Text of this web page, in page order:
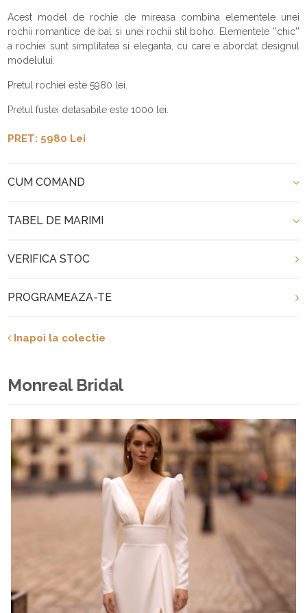
Acest model de rochie de mireasa combina elementele unei
rochii romantice de bal si unei rochii stil boho. Elementele ''chic''
a rochiei sunt simplitatea si eleganta, cu care e abordat designul
modelului.
Pretul rochiei este 5980 lei.
Pretul fustei detasabile este 1000 lei.
PRET: 5980 Lei
CUM COMAND
TABEL DE MARIMI
VERIFICA STOC
PROGRAMEAZA-TE
Inapoi la colectie
Monreal Bridal